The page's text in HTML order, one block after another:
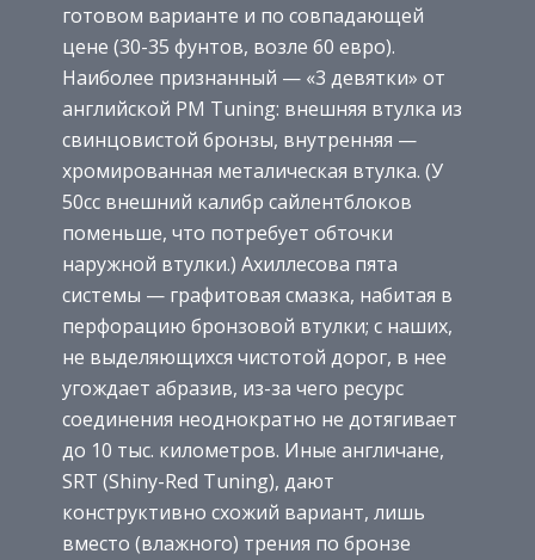
готовом варианте и по совпадающей
цене (30-35 фунтов, возле 60 евро).
Наиболее признанный — «3 девятки» от
английской РМ Тuning: внешняя втулка из
свинцовистой бронзы, внутренняя —
хромированная металическая втулка. (У
50сс внешний калибр сайлентблоков
поменьше, что потребует обточки
наружной втулки.) Ахиллесова пята
системы — графитовая смазка, набитая в
перфорацию бронзовой втулки; с наших,
не выделяющихся чистотой дорог, в нее
угождает абразив, из-за чего ресурс
соединения неоднократно не дотягивает
до 10 тыс. километров. Иные англичане,
SRT (Shiny-Red Tuning), дают
конструктивно схожий вариант, лишь
вместо (влажного) трения по бронзе